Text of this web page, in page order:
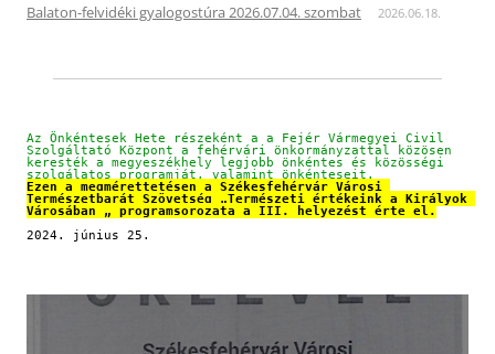
Balaton-felvidéki gyalogostúra 2026.07.04. szombat 2026.06.18.
Az Önkéntesek Hete részeként a a Fejér Vármegyei Civil
Szolgáltató Központ a fehérvári önkormányzattal közösen
keresték a megyeszékhely legjobb önkéntes és közösségi
szolgálatos programját, valamint önkénteseit.
Ezen a megmérettetésen a Székesfehérvár Városi
Természetbarát Szövetség „Természeti értékeink a Királyok
Városában „ programsorozata a III. helyezést érte el.
2024. június 25.